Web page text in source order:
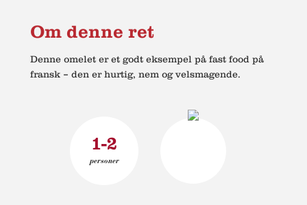
Om denne ret
Denne omelet er et godt eksempel på fast food på
fransk – den er hurtig, nem og velsmagende.
1-2
personer